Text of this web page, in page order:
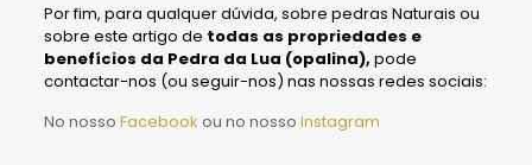
Por fim, para qualquer dúvida, sobre pedras Naturais ou
sobre este artigo de todas as propriedades e
benefícios da Pedra da Lua (opalina), pode
contactar-nos (ou seguir-nos) nas nossas redes sociais:
No nosso Facebook ou no nosso Instagram